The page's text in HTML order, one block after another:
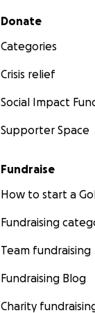
Secondary menu
Donate
Categories
Crisis relief
Social Impact
Supporter Space
Fundraise
How to start a
Fundraising
Team fundraising
Fundraising Blog
Charity